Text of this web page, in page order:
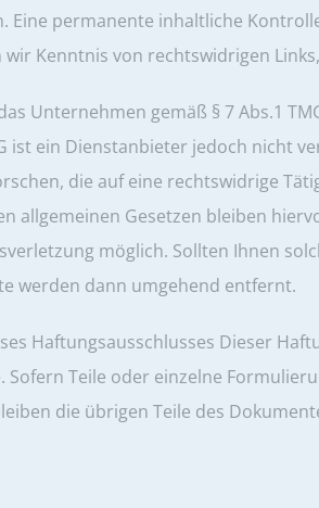
Eine permanente inhaltliche
Kenntnis von rechtswidrigen
Unternehmen gemäß § 7 Abs.1
ist ein Dienstanbieter jedoch
die auf eine rechtswidrige
allgemeinen Gesetzen bleiben
möglich. Sollten Ihnen
werden dann umgehend entfernt.
Haftungsausschlusses Dieser
Sofern Teile oder einzelne
die übrigen Teile des